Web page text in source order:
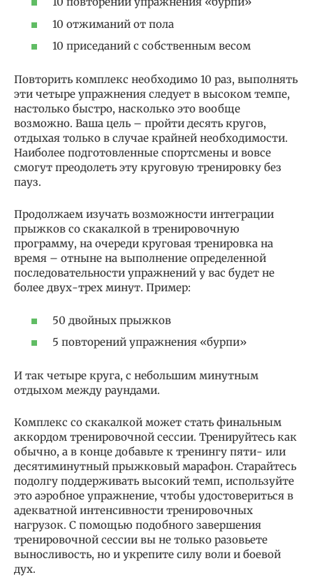
10 отжиманий от пола
10 приседаний с собственным весом
Повторить комплекс необходимо 10 раз, выполнять
эти четыре упражнения следует в высоком темпе,
настолько быстро, насколько это вообще
возможно. Ваша цель – пройти десять кругов,
отдыхая только в случае крайней необходимости.
Наиболее подготовленные спортсмены и вовсе
смогут преодолеть эту круговую тренировку без
пауз.
Продолжаем изучать возможности интеграции
прыжков со скакалкой в тренировочную
программу, на очереди круговая тренировка на
время – отныне на выполнение определенной
последовательности упражнений у вас будет не
более двух-трех минут. Пример:
50 двойных прыжков
5 повторений упражнения «бурпи»
И так четыре круга, с небольшим минутным
отдыхом между раундами.
Комплекс со скакалкой может стать финальным
аккордом тренировочной сессии. Тренируйтесь как
обычно, а в конце добавьте к тренингу пяти- или
десятиминутный прыжковый марафон. Старайтесь
подолгу поддерживать высокий темп, используйте
это аэробное упражнение, чтобы удостовериться в
адекватной интенсивности тренировочных
нагрузок. С помощью подобного завершения
тренировочной сессии вы не только разовьете
выносливость, но и укрепите силу воли и боевой
дух.